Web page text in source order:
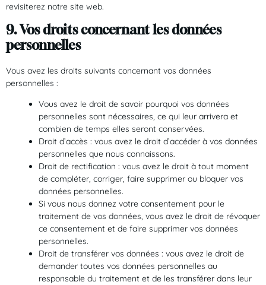
revisiterez notre site web.
9. Vos droits concernant les données
personnelles
Vous avez les droits suivants concernant vos données
personnelles :
Vous avez le droit de savoir pourquoi vos données
personnelles sont nécessaires, ce qui leur arrivera et
combien de temps elles seront conservées.
Droit d’accès : vous avez le droit d’accéder à vos données
personnelles que nous connaissons.
Droit de rectification : vous avez le droit à tout moment
de compléter, corriger, faire supprimer ou bloquer vos
données personnelles.
Si vous nous donnez votre consentement pour le
traitement de vos données, vous avez le droit de révoquer
ce consentement et de faire supprimer vos données
personnelles.
Droit de transférer vos données : vous avez le droit de
demander toutes vos données personnelles au
responsable du traitement et de les transférer dans leur